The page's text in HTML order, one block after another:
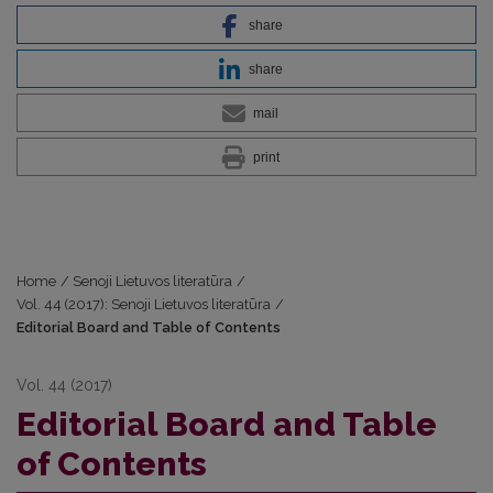
share
share
mail
print
Home / Senoji Lietuvos literatūra /
Vol. 44 (2017): Senoji Lietuvos literatūra /
Editorial Board and Table of Contents
Vol. 44 (2017)
Editorial Board and Table
of Contents